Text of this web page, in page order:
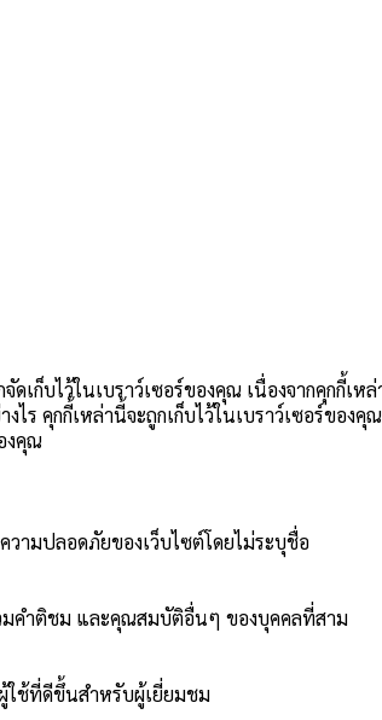
ก็บไว้ในเบราว์เซอร์ของคุณ เนื่องจากคุกกี้เห
ร คุกกี้เหล่านี้จะถูกเก็บไว้ในเบราว์เซอร์ของ
งคุณ
ามปลอดภัยของเว็บไซต์โดยไม่ระบุชื่อ
มคำติชม และคุณสมบัติอื่นๆ ของบุคคลที่สาม
ใช้ที่ดีขึ้นสำหรับผู้เยี่ยมชม